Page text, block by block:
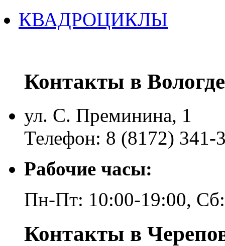
КВАДРОЦИКЛЫ
Контакты в Вологде
ул. С. Преминина, 1
Телефон: 8 (8172) 341-
Рабочие часы:
Пн-Пт: 10:00-19:00,
Контакты в